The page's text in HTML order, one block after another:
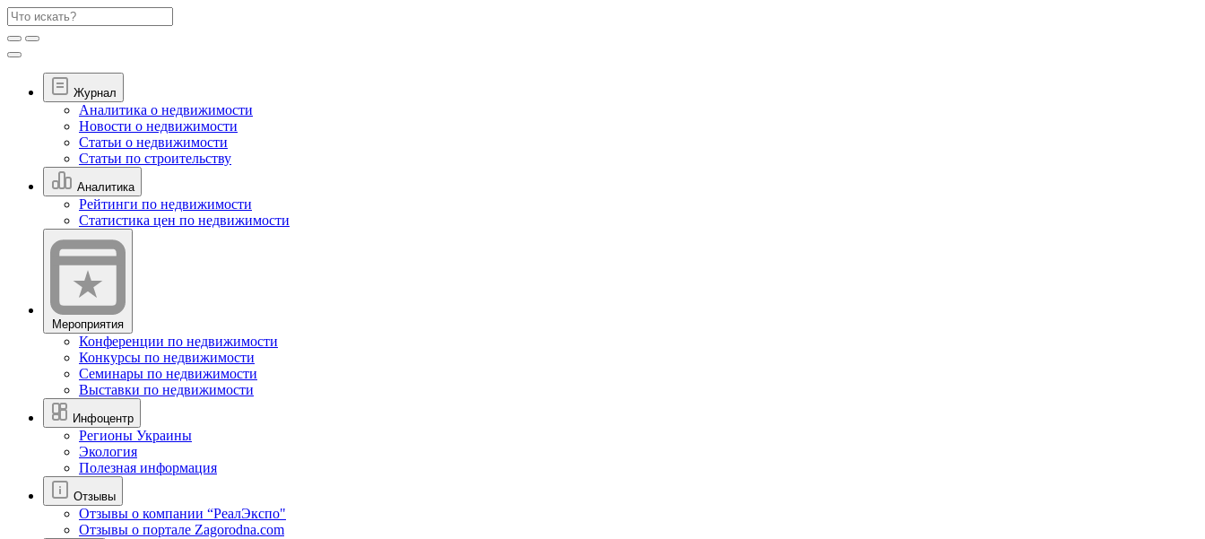
Журнал
Аналитика о недвижимости
Новости о недвижимости
Статьи о недвижимости
Статьи по строительству
Аналитика
Рейтинги по недвижимости
Статистика цен по недвижимости
Мероприятия
Конференции по недвижимости
Конкурсы по недвижимости
Семинары по недвижимости
Выставки по недвижимости
Инфоцентр
Регионы Украины
Экология
Полезная информация
Отзывы
Отзывы о компании “РеалЭкспо"
Отзывы о портале Zagorodna.com